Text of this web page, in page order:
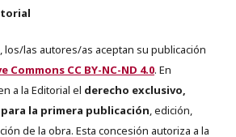
los/las autores/as aceptan su publicación
Commons CC BY-NC-ND 4.0. En
a la Editorial el derecho exclusivo,
la primera publicación , edición,
de la obra. Esta concesión autoriza a la